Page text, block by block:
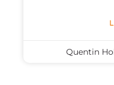
Quentin